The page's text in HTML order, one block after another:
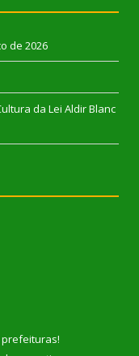
de 2026
da Lei Aldir Blanc
!